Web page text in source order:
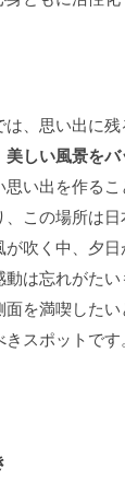
、思い出に
美しい風景を
い出を作る
この場所は
吹く中、夕
は忘れがたい
を満喫したい
スポットです。